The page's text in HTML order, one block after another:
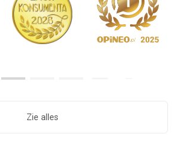
Zie alles